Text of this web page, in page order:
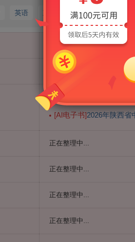
英语 政治 历史 地理
正在整理中...
正在整理中...
[AI电子书]
[AI电子书]2026年陕西省
正在整理中...
正在整理中...
正在整理中...
正在整理中...